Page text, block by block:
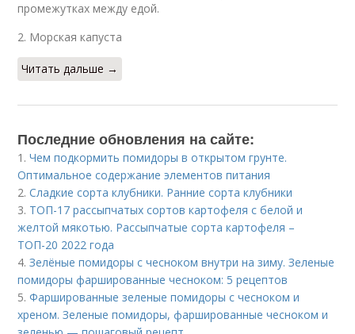
промежутках между едой.
2. Морская капуста
Читать дальше →
Последние обновления на сайте:
1.Чем подкормить помидоры в открытом грунте.
Оптимальное содержание элементов питания
2.Сладкие сорта клубники. Ранние сорта клубники
3. ТОП-17 рассыпчатых сортов картофеля с белой и
желтой мякотью. Рассыпчатые сорта картофеля –
ТОП-20 2022 года
4.Зелёные помидоры с чесноком внутри на зиму. Зеленые
помидоры фаршированные чесноком: 5 рецептов
5.Фаршированные зеленые помидоры с чесноком и
хреном. Зеленые помидоры, фаршированные чесноком и